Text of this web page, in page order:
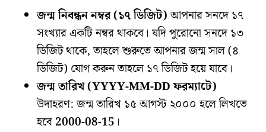
জন্ম নিবন্ধন নম্বর (১৭ ডিজিট)আপনার সনদে ১৭
সংখ্যার একটি নম্বর থাকবে। যদি পুরোনো সনদে ১৩
ডিজিট থাকে, তাহলে শুরুতে আপনার জন্ম সাল (৪
ডিজিট) যোগ করুন তাহলে ১৭ ডিজিট হয়ে যাবে।
জন্ম তারিখ (YYYY-MM-DD ফরম্যাটে)
উদাহরণ: জন্ম তারিখ ১৫ আগস্ট ২০০০ হলে লিখতে
হবে2000-08-15 ।